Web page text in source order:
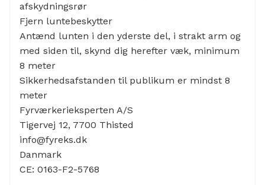
afskydningsrør
Fjern luntebeskytter
Antænd lunten i den yderste del, i strakt arm og
med siden til, skynd dig herefter væk, minimum
8 meter
Sikkerhedsafstanden til publikum er mindst 8
meter
Fyrværkerieksperten A/S
Tigervej 12, 7700 Thisted
info@fyreks.dk
Danmark
CE: 0163-F2-5768